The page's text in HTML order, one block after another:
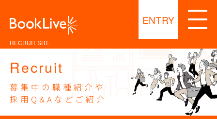
RECRUIT SITE
ENTRY
Recruit
募集中の職種紹介や
採用Q&Aなどご紹介